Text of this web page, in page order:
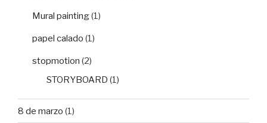
Mural painting(1)
papel calado (1)
stopmotion (2)
STORYBOARD (1)
8 de marzo (1)